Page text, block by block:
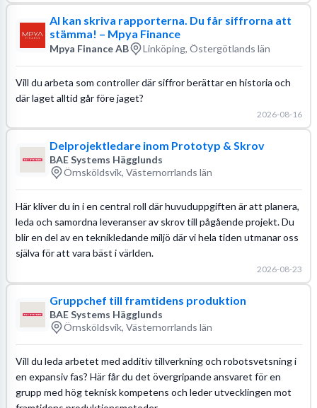
AI kan skriva rapporterna. Du får siffrorna att
stämma! – Mpya Finance
Mpya Finance AB Linköping, Östergötlands län
Vill du arbeta som controller där siffror berättar en historia och
där laget alltid går före jaget?
2026-08-16
Delprojektledare inom Prototyp & Skrov
BAE Systems Hägglunds
Örnsköldsvik, Västernorrlands län
Här kliver du in i en central roll där huvuduppgiften är att planera,
leda och samordna leveranser av skrov till pågående projekt. Du
blir en del av en teknikledande miljö där vi hela tiden utmanar oss
själva för att vara bäst i världen.
2026-08-23
Gruppchef till framtidens produktion
BAE Systems Hägglunds
Örnsköldsvik, Västernorrlands län
Vill du leda arbetet med additiv tillverkning och robotsvetsning i
en expansiv fas? Här får du det övergripande ansvaret för en
grupp med hög teknisk kompetens och leder utvecklingen mot